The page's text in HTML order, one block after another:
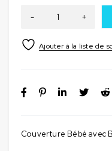
Couverture Bébé avec